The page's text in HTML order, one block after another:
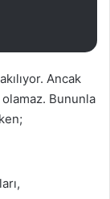
Ancak
Bununla